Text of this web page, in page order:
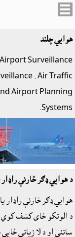
هوايي چلند
Airport Surveillance
, Air Traffic
Airport Planning
Systems.
د هوايي ډګر څارنې
د الوتکو ځاى کشف کوي
ساتنې او د لا زياتې